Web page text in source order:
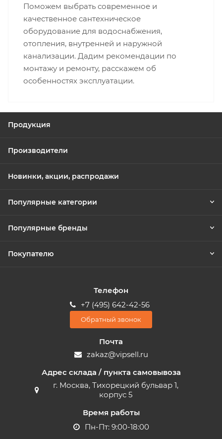
Поможем выбрать современное и
качественное сантехническое
оборудование для водоснабжения,
отопления, внутренней и наружной
канализации. Дадим рекомендации по
монтажу и ремонту, расскажем об
особенностях эксплуатации.
Продукция
Производители
Новинки, акции, распродажи
Популярные категории
Популярные бренды
Покупателю
Телефон
+7 (495) 642-42-56
Обратный звонок
Почта
zakaz@vipsell.ru
Адрес склада / пункта самовывоза
г. Москва, Тихорецкий бульвар 1,
корпус 5
Время работы
Пн-Пт: 9:00-18:00